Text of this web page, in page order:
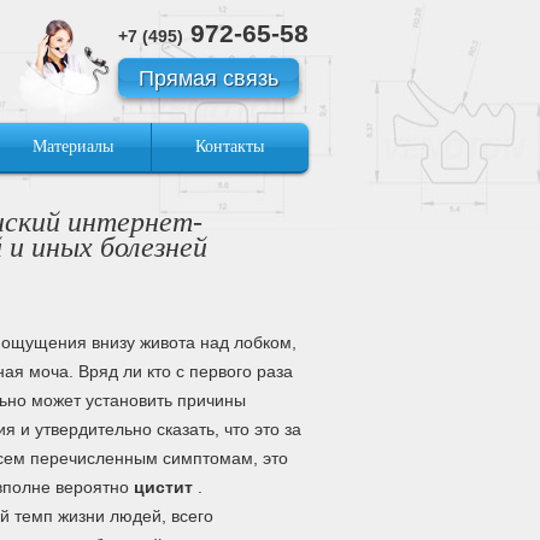
+7 (495) 972-65-58
Прямая связь
Материалы Контакты
интернет-
иных болезней
внизу живота над лобком,
моча. Вряд ли кто с первого раза
может установить причины
и утвердительно сказать, что это за
перечисленным симптомам, это
вероятно цистит
темп жизни людей, всего